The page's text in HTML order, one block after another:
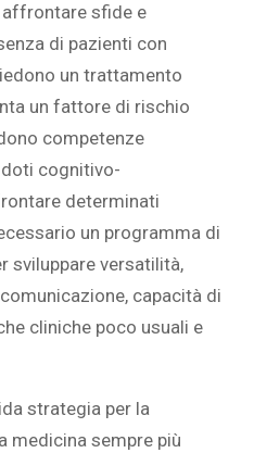
sfide e
di pazienti con
un trattamento
un fattore di rischio
competenze
cognitivo-
determinati
un programma di
sviluppare versatilità,
capacità di
cliniche poco usuali e
strategia per la
medicina sempre più